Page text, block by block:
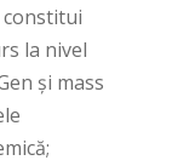
la nivel
şi mass